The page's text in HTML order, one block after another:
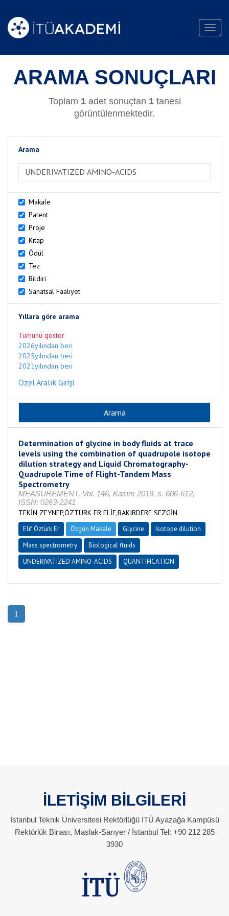
ARAMA SONUÇLARI
Toplam 1adet sonuçtan 1tanesi
görüntülenmektedir.
Arama
>Arama
Makale
Patent
Proje
Kitap
Ödül
Tez
Bildiri
Sanatsal Faaliyet
Yıllara göre arama
Tümünü göster
2026yılından beri
2025yılından beri
2021yılından beri
Özel Aralık Girişi
Determination of glycine in body fluids at trace
levels using the combination of quadrupole isotope
dilution strategy and Liquid Chromatography-
Quadrupole Time of Flight-Tandem Mass
Spectrometry
MEASUREMENT, Vol. 146, Kasım 2019, s. 606-612,
ISSN: 0263-2241
TEKİN ZEYNEP,ÖZTÜRK ER ELİF,BAKIRDERE SEZGİN
Elif Öztürk Er Özgün Makale Glycine
Isotope dilution
Mass spectrometry
Biological fluids
UNDERIVATIZED AMINO-ACIDS
QUANTIFICATION
1
İLETİŞİM BİLGİLERİ
İstanbul Teknik Üniversitesi Rektörlüğü İTÜ Ayazağa Kampüsü
Rektörlük Binası, Maslak-Sarıyer / İstanbul Tel: +90 212 285
3930